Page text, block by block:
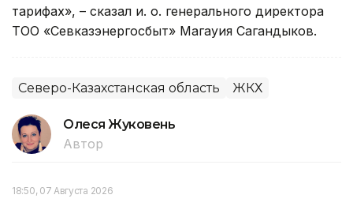
тарифах», – сказал и. о. генерального директора
ТОО «Севказэнергосбыт» Магауия Сагандыков.
Северо-Казахстанская область ЖКХ
Олеся Жуковень
Автор
18:50, 07 Августа 2026